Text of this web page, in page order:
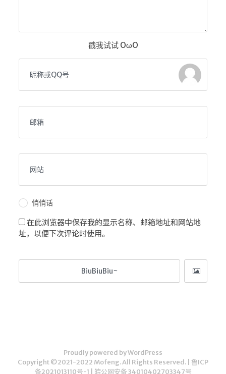
戳我试试 OωO
悄悄话
在此浏览器中保存我的显示名称、邮箱地址和网站地
址，以便下次评论时使用。
Proudly powered by WordPress
Copyright ©2021-2022 Mofeng. All Rights Reserved. | 鲁ICP
备2021013110号-1
皖公网安备 34010402703347号